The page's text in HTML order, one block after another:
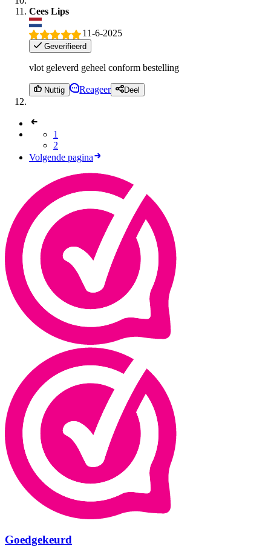
Cees Lips
11-6-2025
Geverifieerd
vlot geleverd geheel conform bestelling
Nuttig Reageer Deel
1
2
Volgende pagina
Goedgekeurd